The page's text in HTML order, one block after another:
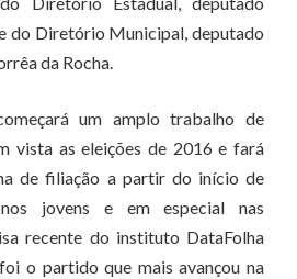
do Diretório Municipal, deputado
da Rocha.
um amplo trabalho de
vista as eleições de 2016 e fará
de filiação a partir do início de
jovens e em especial nas
recente do instituto DataFolha
o partido que mais avançou na